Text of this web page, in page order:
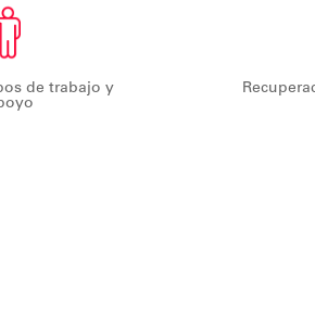
de trabajo y